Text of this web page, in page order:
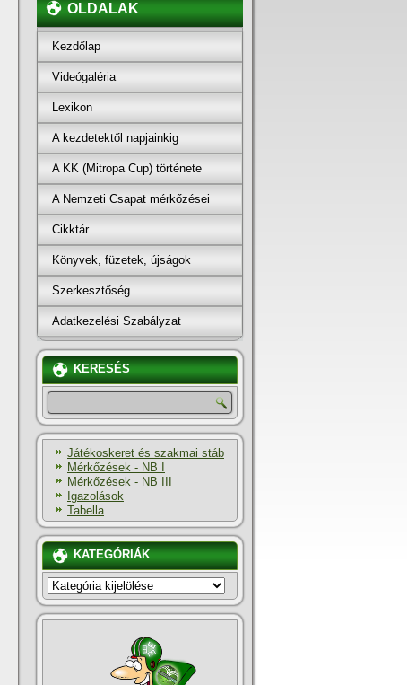
OLDALAK
Kezdőlap
Videógaléria
Lexikon
A kezdetektől napjainkig
A KK (Mitropa Cup) története
A Nemzeti Csapat mérkőzései
Cikktár
Könyvek, füzetek, újságok
Szerkesztőség
Adatkezelési Szabályzat
KERESÉS
Játékoskeret és szakmai stáb
Mérkőzések - NB I
Mérkőzések - NB III
Igazolások
Tabella
KATEGÓRIÁK
KATEGÓRIÁK